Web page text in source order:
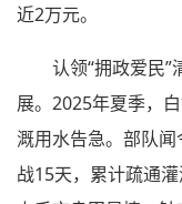
近2万元。
认领“拥政爱民
展。2025年夏季，
溉用水告急。部队
战15天，累计疏通